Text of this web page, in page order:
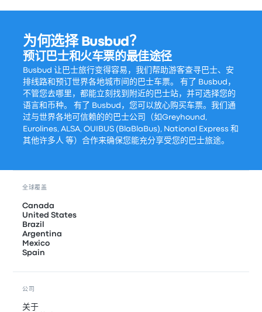
为何选择 Busbud？
预订巴士和火车票的最佳途径
Busbud 让巴士旅行变得容易，我们帮助游客查寻巴士、安
排线路和预订世界各地城市间的巴士车票。 有了 Busbud，
不管您去哪里，都能立刻找到附近的巴士站，并可选择您的
语言和币种。 有了 Busbud，您可以放心购买车票。我们通
过与世界各地可信赖的的巴士公司（如Greyhound,
Eurolines, ALSA, OUIBUS (BlaBlaBus), National Express 和
其他许多人 等）合作来确保您能充分享受您的巴士旅途。
全球覆盖
Canada
United States
Brazil
Argentina
Mexico
Spain
公司
关于